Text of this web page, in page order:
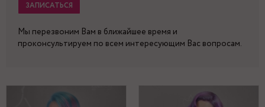
ЗАПИСАТЬСЯ
Мы перезвоним Вам в ближайшее время и
проконсультируем по всем интересующим Вас вопросам.